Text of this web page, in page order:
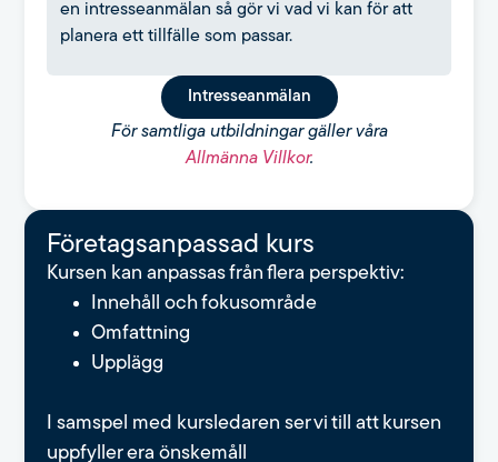
en intresseanmälan så gör vi vad vi kan för att
planera ett tillfälle som passar.
Intresseanmälan
För samtliga utbildningar gäller våra
Allmänna Villkor.
Fö­re­tags­an­pas­sad kurs
Kursen kan anpassas från flera perspektiv:
Innehåll och fokusområde
Omfattning
Upplägg
I samspel med kursledaren ser vi till att kursen
uppfyller era önskemåll